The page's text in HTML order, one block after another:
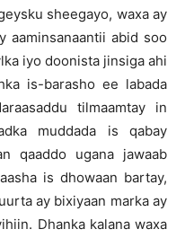
sheegayo, waxa ay
aaminsanaantii abid soo
iyo doonista jinsiga ahi
is-barasho ee labada
tilmaamtay in
muddada is qabay
qaaddo ugana jawaab
is dhowaan bartay,
ay bixiyaan marka ay
Dhanka kalana waxa